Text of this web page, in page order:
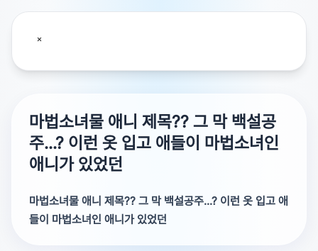
마법소녀물 애니 제목?? 그 막 백설공
주...? 이런 옷 입고 애들이 마법소녀인
애니가 있었던
마법소녀물 애니 제목?? 그 막 백설공주...? 이런 옷 입고 애
들이 마법소녀인 애니가 있었던